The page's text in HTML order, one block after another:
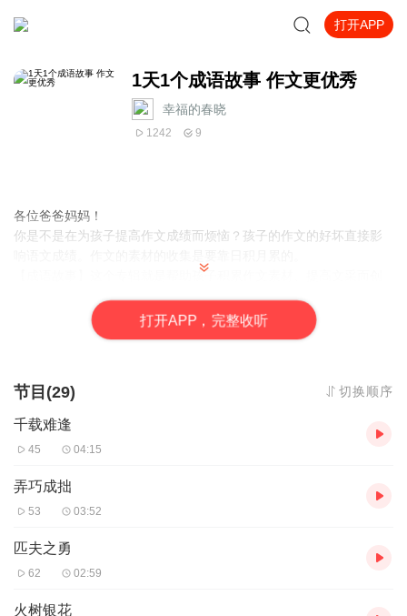
打开APP
1天1个成语故事 作文更优秀
幸福的春晓
1242 9
各位爸爸妈妈！
你是不是在为孩子提高作文成绩而烦恼？孩子的作文的好坏直接影
【成语故事】这个专辑就是帮助孩子积累作文素材、提高文采而创
我会每天更新一个成语故事，还会讲每一个成语故事的含义，和如
何造句。让孩子在早起时、上学或放学路上、睡前听一听，作文素
会让孩子成为小朋友眼中的“小才子或小才女”，在和同龄孩子交往中
更加自信！
欢迎您订阅，交流！
我们一起为孩子助力加油！
打开APP，完整收听
节目(29) 切换顺序
千载难逢
45 04:15
弄巧成拙
53 03:52
匹夫之勇
62 02:59
火树银花